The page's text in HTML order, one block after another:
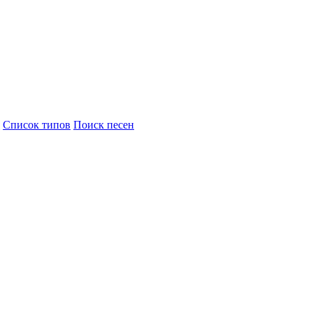
Cписок типов Поиск песен